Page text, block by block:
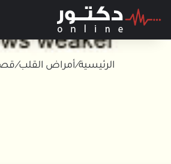
الرئيسية/أمراض القلب/قصور